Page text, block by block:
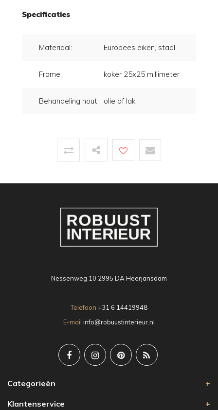
Specificaties
Materiaal: Europees eiken, staal
Frame: koker 25x25 millimeter
Behandeling hout: olie of lak
Nessenweg 10 2995 DA Heerjansdam
Telefoon +31 6 14419948
E-mail info@robuustinterieur.nl
Categorieën
Klantenservice